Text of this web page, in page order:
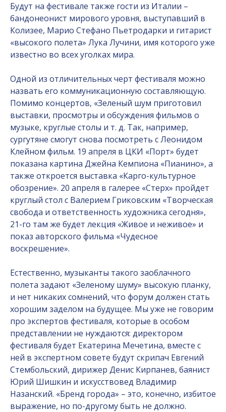
Будут на фестивале также гости из Италии –
бандонеонист мирового уровня, выступавший в
Колизее, Марио Стефано Пьетродарки и гитарист
«высокого полета» Лука Лучини, имя которого уже
известно во всех уголках мира.
Одной из отличительных черт фестиваля можно
назвать его коммуникационную составляющую.
Помимо концертов, «Зеленый шум приготовил
выставки, просмотры и обсуждения фильмов о
музыке, круглые столы и т. д. Так, например,
сургутяне смогут снова посмотреть с Леонидом
Клейном фильм. 19 апреля в ЦКИ «Порт» будет
показана картина Джейна Кемпиона «Пианино», а
также откроется выставка «Карго-культурное
обозрение». 20 апреля в галерее «Стерх» пройдет
круглый стол с Валерием Гриковским «Творческая
свобода и ответственность художника сегодня»,
21-го там же будет лекция «Живое и неживое» и
показ авторского фильма «Чудесное
воскрешение».
Естественно, музыканты такого заоблачного
полета задают «Зеленому шуму» высокую планку,
и нет никаких сомнений, что форум должен стать
хорошим заделом на будущее. Мы уже не говорим
про экспертов фестиваля, которые в особом
представлении не нуждаются: директором
фестиваля будет Екатерина Мечетина, вместе с
ней в экспертном совете будут скрипач Евгений
Стембольский, дирижер Денис Кирпанев, баянист
Юрий Шишкин и искусствовед Владимир
Назанский. «Бренд города» – это, конечно, избитое
выражение, но по-другому быть не должно.